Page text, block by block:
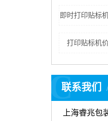
即时打印贴标
打印贴标机
联系我们
C
上海睿兆包